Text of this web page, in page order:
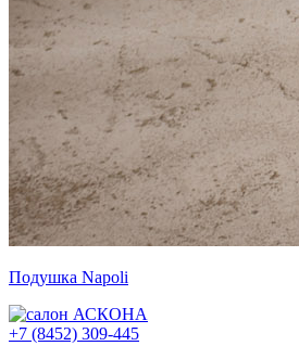
Подушка Napoli
АСКОНА
+7 (8452) 309-445